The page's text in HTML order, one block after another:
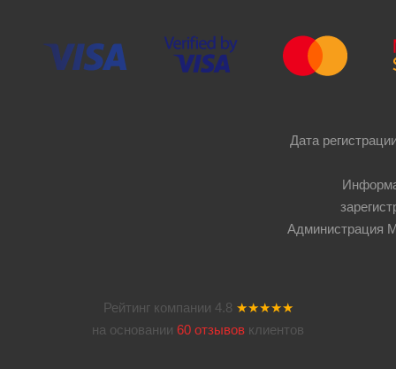
Дата
Администрация
Рейтинг компании 4.8 ★★★★★
на основании 60 отзывов клиентов